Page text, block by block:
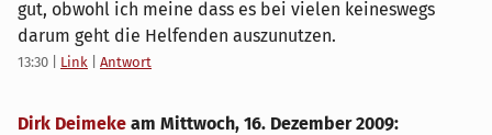
gut, obwohl ich meine dass es bei vielen keineswegs
darum geht die Helfenden auszunutzen.
13:30 Link Antwort
Dirk Deimeke am Mittwoch, 16. Dezember 2009: